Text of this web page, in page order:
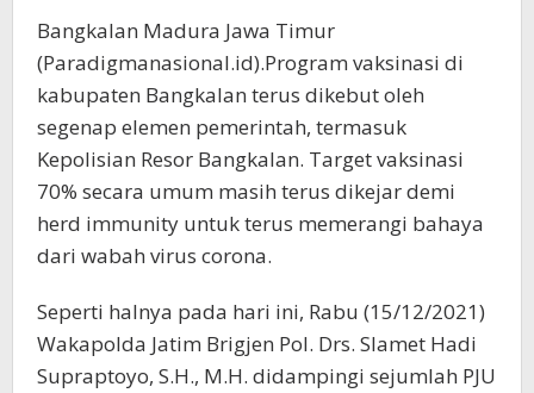
Bangkalan Madura Jawa Timur
(Paradigmanasional.id).Program vaksinasi di
kabupaten Bangkalan terus dikebut oleh
segenap elemen pemerintah, termasuk
Kepolisian Resor Bangkalan. Target vaksinasi
70% secara umum masih terus dikejar demi
herd immunity untuk terus memerangi bahaya
dari wabah virus corona.
Seperti halnya pada hari ini, Rabu (15/12/2021)
Wakapolda Jatim Brigjen Pol. Drs. Slamet Hadi
Supraptoyo, S.H., M.H. didampingi sejumlah PJU